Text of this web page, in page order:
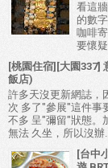
看這
的數
咖啡
要懷
[桃園住宿][大園337]
飯店)
許多天沒更新網誌，
次 多了"參展"這件事
不多 呈"彌留"狀態。
無法 久坐，所以沒辦...
[台中